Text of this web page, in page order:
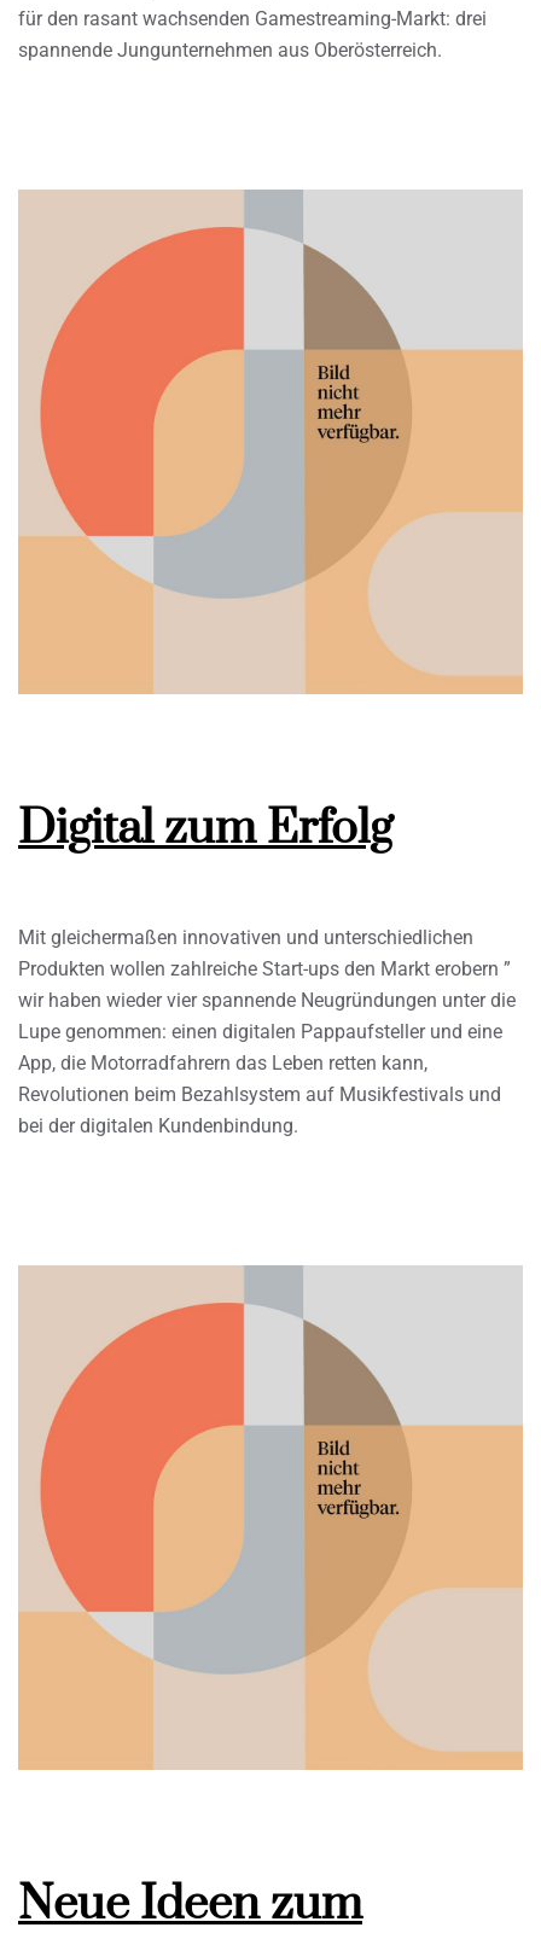
für den rasant wachsenden Gamestreaming-Markt: drei
spannende Jungunternehmen aus Oberösterreich.
Digital zum Erfolg
Mit gleichermaßen innovativen und unterschiedlichen
Produkten wollen zahlreiche Start-ups den Markt erobern ”
wir haben wieder vier spannende Neugründungen unter die
Lupe genommen: einen digitalen Pappaufsteller und eine
App, die Motorradfahrern das Leben retten kann,
Revolutionen beim Bezahlsystem auf Musikfestivals und
bei der digitalen Kundenbindung.
Neue Ideen zum